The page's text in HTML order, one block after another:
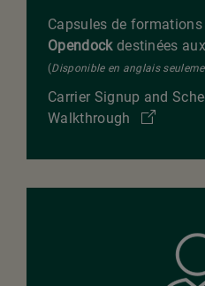
Capsules de
Opendockdestinées
(Disponible en anglais
Carrier Signup and
Walkthrough